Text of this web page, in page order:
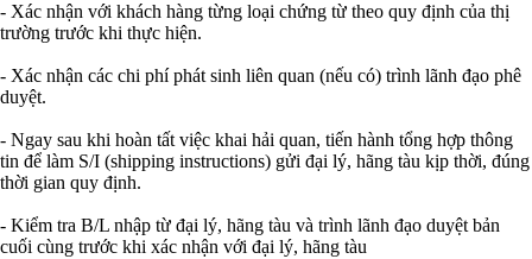
- Xác nhận với khách hàng từng loại chứng từ theo quy định của thị
trường trước khi thực hiện.
- Xác nhận các chi phí phát sinh liên quan (nếu có) trình lãnh đạo phê
duyệt.
- Ngay sau khi hoàn tất việc khai hải quan, tiến hành tổng hợp thông
tin để làm S/I (shipping instructions) gửi đại lý, hãng tàu kịp thời, đúng
thời gian quy định.
- Kiểm tra B/L nhập từ đại lý, hãng tàu và trình lãnh đạo duyệt bản
cuối cùng trước khi xác nhận với đại lý, hãng tàu